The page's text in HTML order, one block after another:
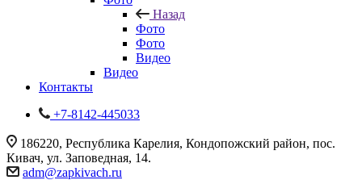
Назад
Фото
Фото
Видео
Видео
Контакты
+7-8142-445033
186220, Республика Карелия, Кондопожский район, пос.
Кивач, ул. Заповедная, 14.
adm@zapkivach.ru